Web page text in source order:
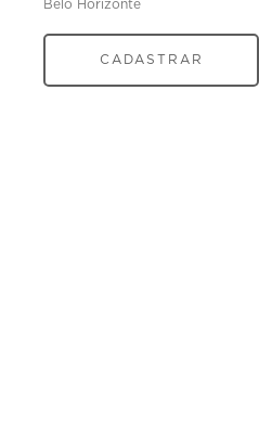
Belo Horizonte
CADASTRAR